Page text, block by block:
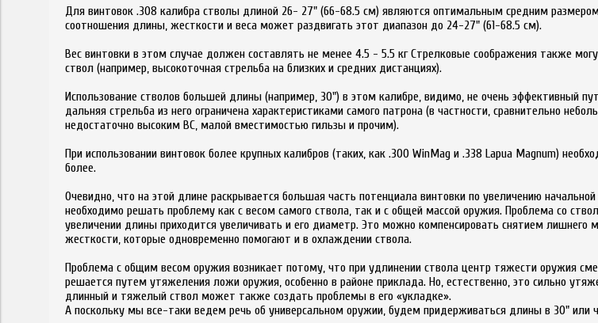
Для винтовок .308 калибра стволы длиной 26- 27" (66-68.5 см) являются оптимальным средним
соотношения длины, жесткости и веса может раздвигать этот диапазон до 24-27" (61-68.5 см).
Вес винтовки в этом случае должен составлять не менее 4.5 - 5.5 кг Стрелковые соображения также
ствол (например, высокоточная стрельба на близких и средних дистанциях).
Использование стволов большей длины (например, 30") в этом калибре, видимо, не очень эффективный
дальняя стрельба из него ограничена характеристиками самого патрона (в частности, сравнительно
недостаточно высоким ВС, малой вместимостью гильзы и прочим).
При использовании винтовок более крупных калибров (таких, как .300 WinMag и .338 Lapua Magnum)
более.
Очевидно, что на этой длине раскрывается большая часть потенциала винтовки по увеличению
необходимо решать проблему как с весом самого ствола, так и с общей массой оружия. Проблема со
увеличении длины приходится увеличивать и его диаметр. Это можно компенсировать снятием лишнего
жесткости, которые одновременно помогают и в охлаждении ствола.
Проблема с общим весом оружия возникает потому, что при удлинении ствола центр тяжести оружия
решается путем утяжеления ложи оружия, особенно в районе приклада. Но, естественно, это сильно
длинный и тяжелый ствол может также создать проблемы в его «укладке».
А поскольку мы все-таки ведем речь об универсальном оружии, будем придерживаться длины в 30" или